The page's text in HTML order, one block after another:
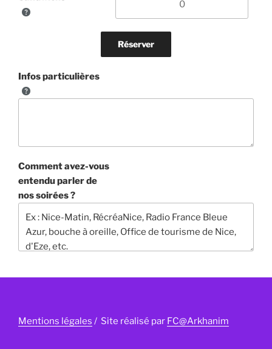
Infos particulières
Comment avez-vous
entendu parler de
nos soirées ?
Mentions légales / Site réalisé par FC@Arkhanim